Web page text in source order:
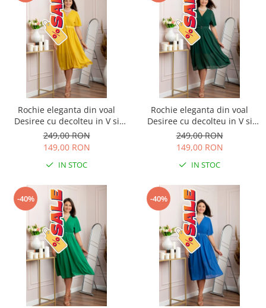
Rochie eleganta din voal
Desiree cu decolteu in V si
curea - Galben
249,00 RON
149,00 RON
IN STOC
Rochie eleganta din voal
Desiree cu decolteu in V si
curea - Verde
249,00 RON
149,00 RON
IN STOC
-40% -40%